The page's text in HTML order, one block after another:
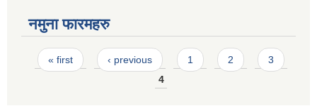
नमुना फारमहरु
Pages
« first ‹ previous 1 2
3
4